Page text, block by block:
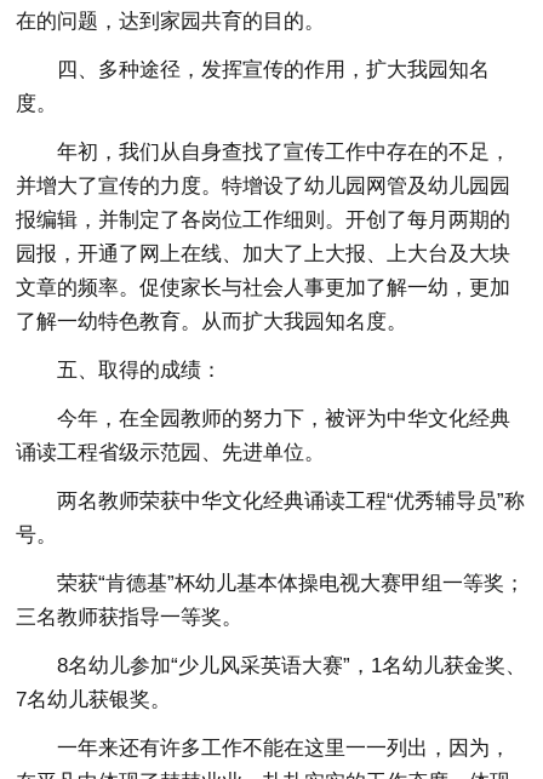
在的问题，达到家园共育的目的。
四、多种途径，发挥宣传的作用，扩大我园知名
度。
年初，我们从自身查找了宣传工作中存在的不足，
并增大了宣传的力度。特增设了幼儿园网管及幼儿园园
报编辑，并制定了各岗位工作细则。开创了每月两期的
园报，开通了网上在线、加大了上大报、上大台及大块
文章的频率。促使家长与社会人事更加了解一幼，更加
了解一幼特色教育。从而扩大我园知名度。
五、取得的成绩：
今年，在全园教师的努力下，被评为中华文化经典
诵读工程省级示范园、先进单位。
两名教师荣获中华文化经典诵读工程“优秀辅导员”称
号。
荣获“肯德基”杯幼儿基本体操电视大赛甲组一等奖；
三名教师获指导一等奖。
8名幼儿参加“少儿风采英语大赛”，1名幼儿获金奖、
7名幼儿获银奖。
一年来还有许多工作不能在这里一一列出，因为，